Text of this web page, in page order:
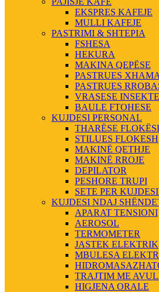
EKSPRES KAFEJE
MULLI KAFEJE
PASTRIMI & SHTEPIA
FSHESA
HEKURA
MAKINA QEPËSE
PASTRUES
PASTRUES
VRASESE
BAULE FTOHESE
KUJDESI PERSONAL
THARËSE
STILUES FLOKESH
MAKINË QETHJE
MAKINË RROJE
DEPILATOR
PESHORE TRUPI
SETE PER
KUJDESI NDAJ
APARAT TENSIONI
AEROSOL
TERMOMETER
JASTEK ELEKTRIK
MBULESA
TRAJTIM ME
HIGJENA ORALE